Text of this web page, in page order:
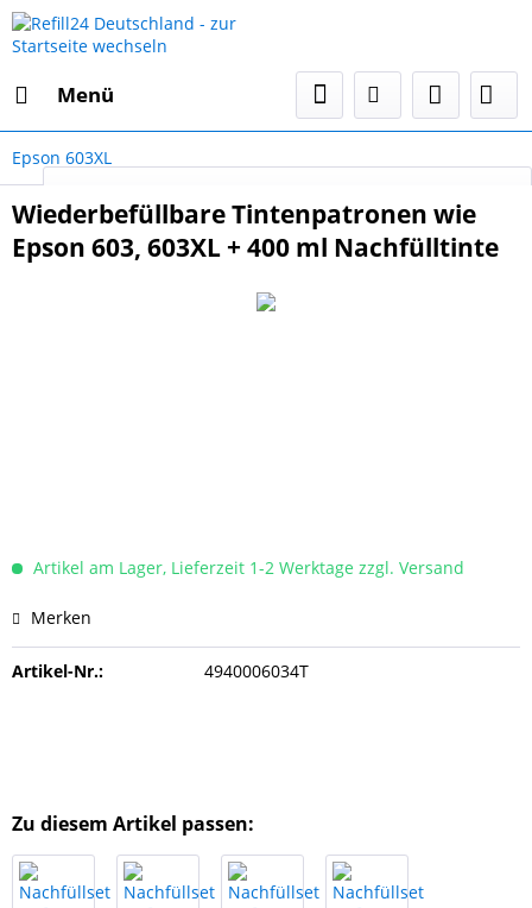
Menü
Epson 603XL
Wiederbefüllbare Tintenpatronen wie
Epson 603, 603XL + 400 ml Nachfülltinte
Artikel am Lager, Lieferzeit 1-2 Werktage zzgl. Versand
Merken
Artikel-Nr.: 4940006034T
Zu diesem Artikel passen: